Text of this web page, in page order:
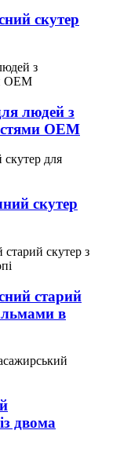
скутер
людей з
OEM
скутер
старий
в
двома